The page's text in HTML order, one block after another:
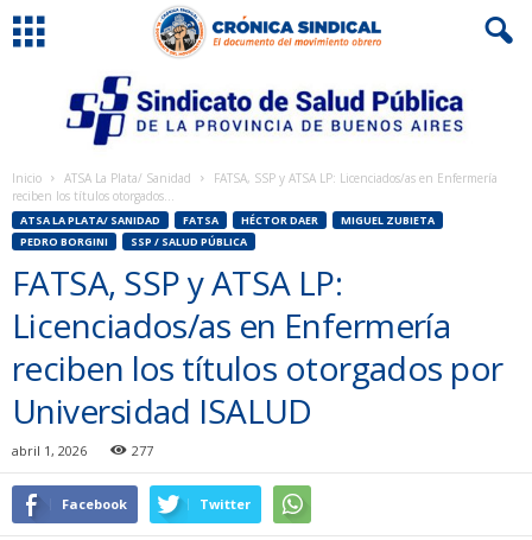
Inicio ATSA La Plata/ Sanidad
FATSA, SSP y ATSA LP: Licenciados/as en Enfermería
reciben los títulos otorgados...
ATSA LA PLATA/ SANIDAD FATSA HÉCTOR DAER
MIGUEL ZUBIETA
PEDRO BORGINI
SSP / SALUD PÚBLICA
FATSA, SSP y ATSA LP:
Licenciados/as en Enfermería
reciben los títulos otorgados por
Universidad ISALUD
abril 1, 2026 277
Facebook Twitter